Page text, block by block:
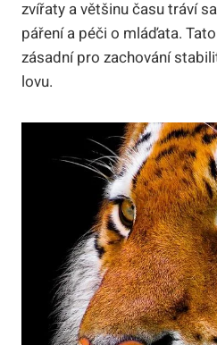
zvířaty a většinu času tráví
páření a péči o mláďata.
zásadní pro zachování
lovu.